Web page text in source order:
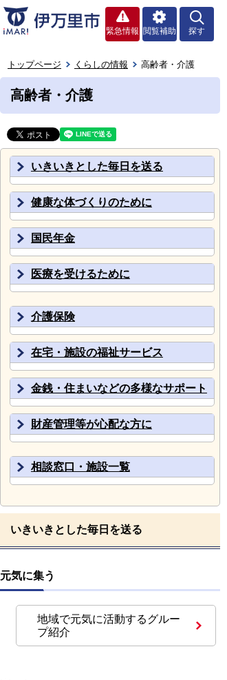
緊急情報 閲覧補助 探す
トップページ くらしの情報 高齢者・介護
高齢者・介護
いきいきとした毎日を送る
健康な体づくりのために
国民年金
医療を受けるために
介護保険
在宅・施設の福祉サービス
金銭・住まいなどの多様なサポート
財産管理等が心配な方に
相談窓口・施設一覧
いきいきとした毎日を送る
元気に集う
地域で元気に活動するグルー
プ紹介